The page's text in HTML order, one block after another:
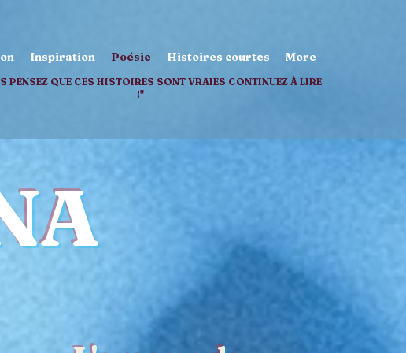
Inspiration Poésie Histoires courtes More
PENSEZ QUE CES HISTOIRES SONT VRAIES CONTINUEZ À LIRE
!"